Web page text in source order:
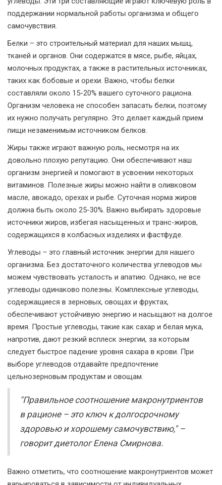
поддержании нормальной работы организма и общего
самочувствия.
Белки – это строительный материал для наших мышц,
тканей и органов. Они содержатся в мясе, рыбе, яйцах,
молочных продуктах, а также в растительных источниках,
таких как бобовые и орехи. Важно, чтобы белки
составляли около 15-20% вашего суточного рациона.
Организм человека не способен запасать белки, поэтому
их нужно получать регулярно. Это делает каждый прием
пищи незаменимым источником белков.
Жиры также играют важную роль, несмотря на их
довольно плохую репутацию. Они обеспечивают наш
организм энергией и помогают в усвоении некоторых
витаминов. Полезные жиры можно найти в оливковом
масле, авокадо, орехах и рыбе. Суточная норма жиров
должна быть около 25-30%. Важно выбирать здоровые
источники жиров, избегая насыщенных и транс-жиров,
содержащихся в колбасных изделиях и фастфуде.
Углеводы – это главный источник энергии для нашего
организма. Без достаточного количества углеводов мы
можем чувствовать усталость и апатию. Однако, не все
углеводы одинаково полезны. Комплексные углеводы,
содержащиеся в зерновых, овощах и фруктах,
обеспечивают устойчивую энергию и насыщают на долгое
время. Простые углеводы, такие как сахар и белая мука,
напротив, дают резкий всплеск энергии, за которым
следует быстрое падение уровня сахара в крови. При
выборе углеводов отдавайте предпочтение
цельнозерновым продуктам и овощам.
"Правильное соотношение макронутриентов
в рационе – это ключ к долгосрочному
здоровью и хорошему самочувствию," –
говорит диетолог Елена Смирнова.
Важно отметить, что соотношение макронутриентов может